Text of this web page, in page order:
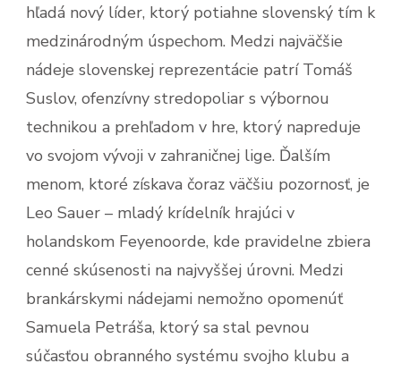
hľadá nový líder, ktorý potiahne slovenský tím k
medzinárodným úspechom. Medzi najväčšie
nádeje slovenskej reprezentácie patrí Tomáš
Suslov, ofenzívny stredopoliar s výbornou
technikou a prehľadom v hre, ktorý napreduje
vo svojom vývoji v zahraničnej lige. Ďalším
menom, ktoré získava čoraz väčšiu pozornosť, je
Leo Sauer – mladý krídelník hrajúci v
holandskom Feyenoorde, kde pravidelne zbiera
cenné skúsenosti na najvyššej úrovni. Medzi
brankárskymi nádejami nemožno opomenúť
Samuela Petráša, ktorý sa stal pevnou
súčasťou obranného systému svojho klubu a